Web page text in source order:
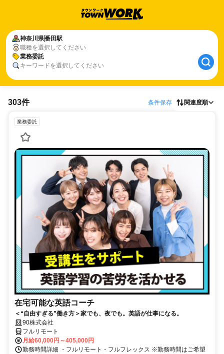
神奈川県番田駅
職種を選択してください
業務委託
キーワードを選択してください
303件 条件保存 関連度順
業務委託
在宅可能な英語コーチ
＜“自由すぎる”働き方＞家でも、夜でも。英語が仕事になる。
90株式会社
フルリモート
月給60,000円～405,000円
勤務時間詳細 ・フルリモート・フルフレックス ※勤務時間はご希望